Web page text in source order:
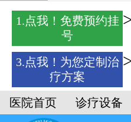
1.点我！免费预约挂
号
3.点我！为您定制治
疗方案
医院首页
诊疗设备